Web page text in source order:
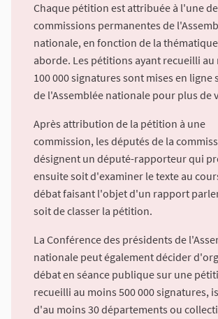
Chaque pétition est attribuée à l'une
commissions permanentes de
nationale, en fonction de la
aborde. Les pétitions ayant recueilli au
100 000 signatures sont mises en ligne
de l'Assemblée nationale pour plus de
Après attribution de la pétition à une
commission, les députés de la
désignent un député-rapporteur qui
ensuite soit d'examiner le texte au
débat faisant l'objet d'un rapport
soit de classer la pétition.
La Conférence des présidents de
nationale peut également décider
débat en séance publique sur une
recueilli au moins 500 000 signatures,
d'au moins 30 départements ou